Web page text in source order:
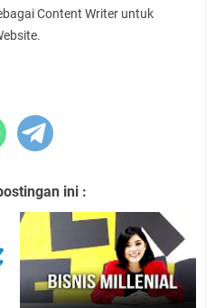
Content Writer untuk
ini :